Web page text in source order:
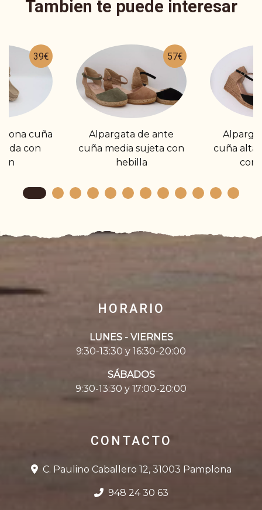
Tambien te puede interesar
39€
lona cuña
con
57€
Alpargata de ante
cuña media sujeta con
hebilla
cuña alta
con
HORARIO
LUNES - VIERNES
9:30-13:30 y 16:30-20:00
SÁBADOS
9:30-13:30 y 17:00-20:00
CONTACTO
C. Paulino Caballero 12, 31003 Pamplona
948 24 30 63